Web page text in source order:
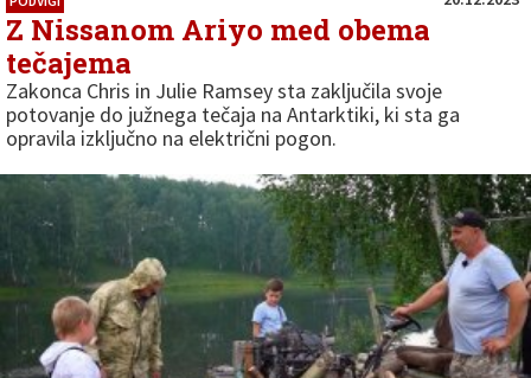
Z Nissanom Ariyo med obema
tečajema
Zakonca Chris in Julie Ramsey sta zaključila svoje
potovanje do južnega tečaja na Antarktiki, ki sta ga
opravila izključno na električni pogon.